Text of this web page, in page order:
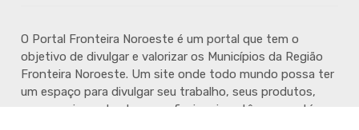
O Portal Fronteira Noroeste é um portal que tem o
objetivo de divulgar e valorizar os Municípios da Região
Fronteira Noroeste. Um site onde todo mundo possa ter
um espaço para divulgar seu trabalho, seus produtos,
seus serviços, desde os profissionais autônomos até as